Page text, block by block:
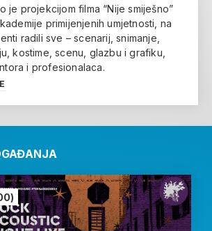
je projekcijom filma “Nije smiješno”
primijenjenih umjetnosti, na
radili sve – scenarij, snimanje,
kostime, scenu, glazbu i grafiku,
i profesionalaca.